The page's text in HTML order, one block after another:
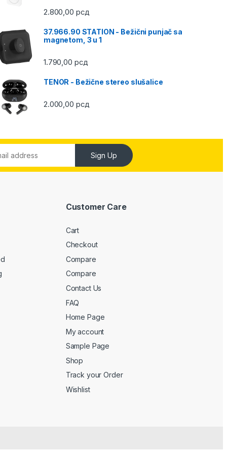
2.800,00 рсд
37.966.90 STATION - Bežični punjač sa
magnetom, 3 u 1
1.790,00 рсд
TENOR - Bežične stereo slušalice
2.000,00 рсд
Sign Up
Customer Care
Cart
Checkout
Compare
Compare
Contact Us
FAQ
Home Page
My account
Sample Page
Shop
Track your Order
Wishlist